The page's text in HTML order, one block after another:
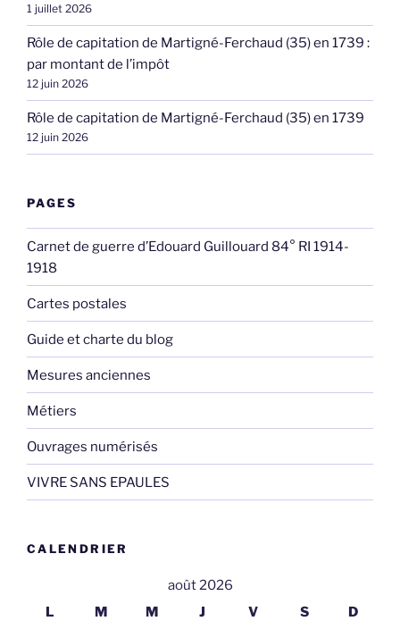
1 juillet 2026
Rôle de capitation de Martigné-Ferchaud (35) en 1739 :
par montant de l’impôt
12 juin 2026
Rôle de capitation de Martigné-Ferchaud (35) en 1739
12 juin 2026
PAGES
Carnet de guerre d’Edouard Guillouard 84° RI 1914-
1918
Cartes postales
Guide et charte du blog
Mesures anciennes
Métiers
Ouvrages numérisés
VIVRE SANS EPAULES
CALENDRIER
août 2026
L
M M J V S D